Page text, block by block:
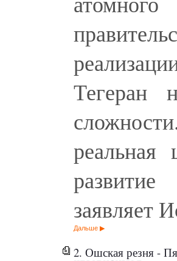
Тегеран
реальная
заявляет
Дальше
2. Ошская резня -